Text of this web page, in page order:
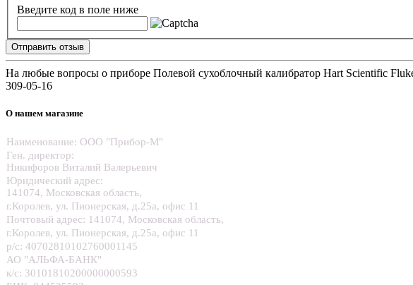
Введите код в поле ниже
Отправить отзыв
На любые вопросы о приборе Полевой сухоблочный калибратор Hart Scientific
309-05-16
О нашем магазине
Наименование: ООО "Прибор-М"
Ген. директор:
Никифоров Виталий Валерьевич
Юридический адрес:
141074, Московская область,
г.Королев, ул. Пионерская, д.25а, офис 11
Почтовый адрес: 141074, Московская область,
г.Королев, ул. Пионерская, д.25а, офис 11
р/с: 40702810102760001145
АО "АЛЬФА-БАНК"
к/с: 30101810200000000593